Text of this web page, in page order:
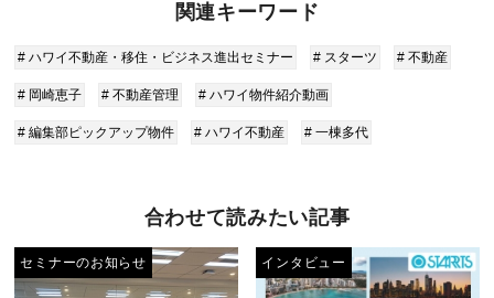
関連キーワード
# ハワイ不動産・移住・ビジネス進出セミナー # スターツ # 不動産
# 岡崎恵子 # 不動産管理 # ハワイ物件紹介動画
# 編集部ピックアップ物件 # ハワイ不動産 # 一棟多代
合わせて読みたい記事
セミナーのお知らせ インタビュー